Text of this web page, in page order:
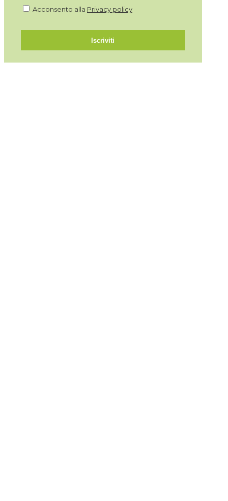
Acconsento alla Privacy policy
Iscriviti